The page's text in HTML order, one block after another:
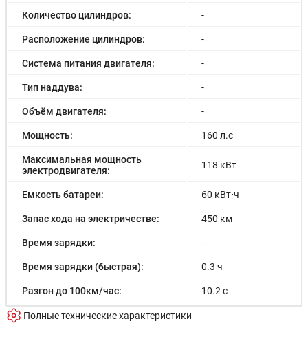
Количество цилиндров: -
Расположение цилиндров: -
Система питания двигателя: -
Тип наддува: -
Объём двигателя: -
Мощность: 160 л.с
Максимальная мощность
электродвигателя:
118 кВт
Емкость батареи: 60 кВт⋅ч
Запас хода на электричестве: 450 км
Время зарядки: -
Время зарядки (быстрая): 0.3 ч
Разгон до 100км/час: 10.2 с
Максимальная скорость:
Полные технические характеристики